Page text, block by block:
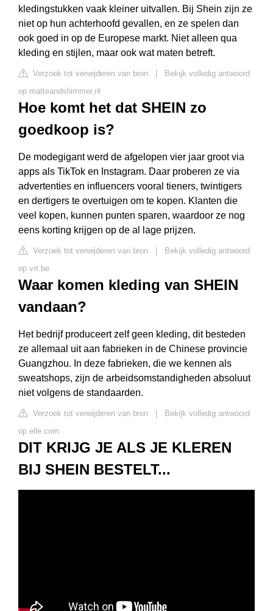
kledingstukken vaak kleiner uitvallen. Bij Shein zijn ze
niet op hun achterhoofd gevallen, en ze spelen dan
ook goed in op de Europese markt. Niet alleen qua
kleding en stijlen, maar ook wat maten betreft.
Verzoek tot verwijderen van bron
Bekijk volledig antwoord
op matteandshimmer.nl
Hoe komt het dat SHEIN zo
goedkoop is?
De modegigant werd de afgelopen vier jaar groot via
apps als TikTok en Instagram. Daar proberen ze via
advertenties en influencers vooral tieners, twintigers
en dertigers te overtuigen om te kopen. Klanten die
veel kopen, kunnen punten sparen, waardoor ze nog
eens korting krijgen op de al lage prijzen.
Verzoek tot verwijderen van bron
Bekijk volledig antwoord
op vrt.be
Waar komen kleding van SHEIN
vandaan?
Het bedrijf produceert zelf geen kleding, dit besteden
ze allemaal uit aan fabrieken in de Chinese provincie
Guangzhou. In deze fabrieken, die we kennen als
sweatshops, zijn de arbeidsomstandigheden absoluut
niet volgens de standaarden.
Verzoek tot verwijderen van bron
Bekijk volledig antwoord
op elle.com
DIT KRIJG JE ALS JE KLEREN
BIJ SHEIN BESTELT...